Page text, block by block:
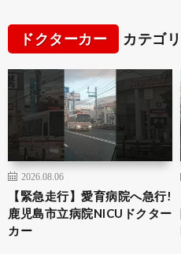
ドクターカー カテゴ
2026.08.06
【緊急走行】愛育病院へ急行!
鹿児島市立病院NICUドクター
カー